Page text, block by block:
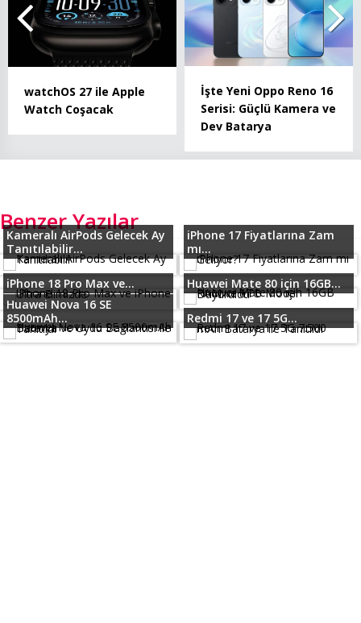
watchOS 27 ile Apple
Watch Coşacak
İşte Yeni Oppo Reno 16
Serisi: Güçlü Kamera ve
Dev Batarya
Benzer Yazılar
Kameralı AirPods Gelecek Ay
Tanıtılabilir...
iPhone 17 Fiyatlarına Zam
mı...
iPhone 18 Pro Max ve...
Huawei Mate 80 için 16GB...
Huawei Nova 16 SE
8500mAh...
Redmi 17 ve 17 5G...